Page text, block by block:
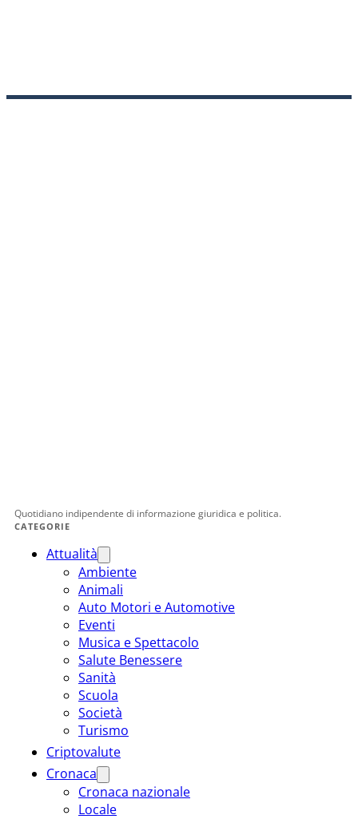
Quotidiano indipendente di informazione giuridica e politica.
CATEGORIE
Attualità
Ambiente
Animali
Auto Motori e Automotive
Eventi
Musica e Spettacolo
Salute Benessere
Sanità
Scuola
Società
Turismo
Criptovalute
Cronaca
Cronaca nazionale
Locale